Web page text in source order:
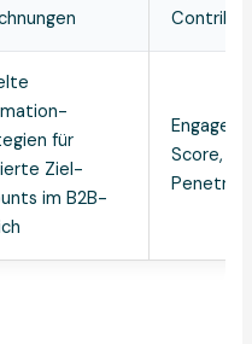
für
Ziel-
im B2B-
Score,